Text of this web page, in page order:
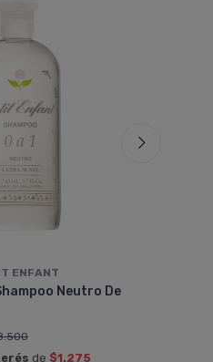
ENFANT
Neutro De
de $1.275